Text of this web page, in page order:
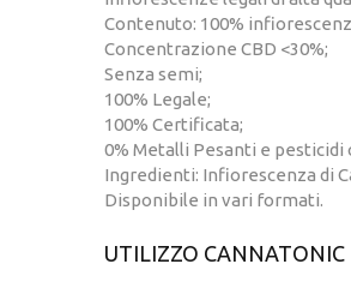
Contenuto: 100%
Concentrazione CBD <30%;
Senza semi;
100% Legale;
100% Certificata;
0% Metalli Pesanti e pesticidi
Ingredienti: Infiorescenza di
Disponibile in vari formati.
UTILIZZO CANNATONIC